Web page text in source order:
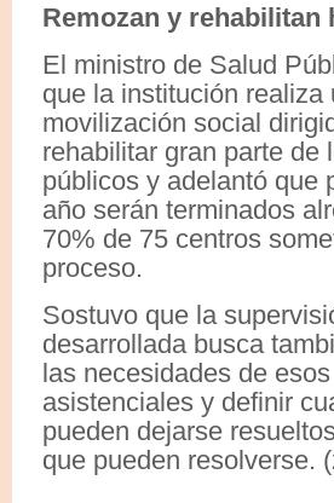
Remozan y rehabilitan
El ministro de Salud
que la institución realiza
movilización social
rehabilitar gran parte de
públicos y adelantó que
año serán terminados
70% de 75 centros
proceso.
Sostuvo que la
desarrollada busca
las necesidades de
asistenciales y definir
pueden dejarse
que pueden resolverse.